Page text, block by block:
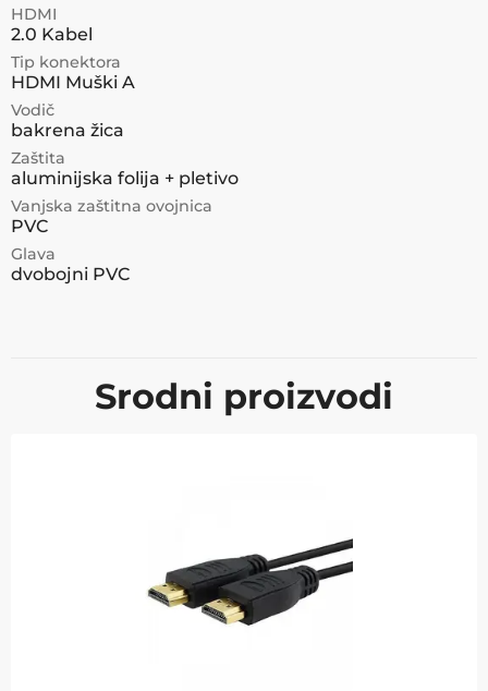
HDMI
2.0 Kabel
Tip konektora
HDMI Muški A
Vodič
bakrena žica
Zaštita
aluminijska folija + pletivo
Vanjska zaštitna ovojnica
PVC
Glava
dvobojni PVC
Srodni proizvodi